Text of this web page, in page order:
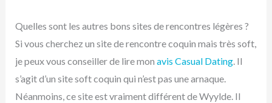
Quelles sont les autres bons sites de rencontres légères ?
Si vous cherchez un site de rencontre coquin mais très soft,
je peux vous conseiller de lire mon avis Casual Dating. Il
s’agit d’un site soft coquin qui n’est pas une arnaque.
Néanmoins, ce site est vraiment différent de Wyylde. Il